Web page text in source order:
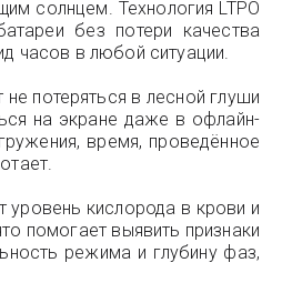
солнцем. Технология LTPO
без потери качества
часов в любой ситуации.
потеряться в лесной глуши
на экране даже в офлайн-
время, проведённое
кислорода в крови и
помогает выявить признаки
режима и глубину фаз,